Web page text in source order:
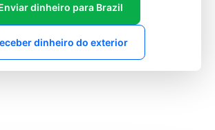
dinheiro para Brazil
dinheiro do exterior